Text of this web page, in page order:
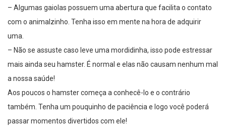
– Algumas gaiolas possuem uma abertura que facilita o contato
com o animalzinho. Tenha isso em mente na hora de adquirir
uma.
– Não se assuste caso leve uma mordidinha, isso pode estressar
mais ainda seu hamster. É normal e elas não causam nenhum mal
a nossa saúde!
Aos poucos o hamster começa a conhecê-lo e o contrário
também. Tenha um pouquinho de paciência e logo você poderá
passar momentos divertidos com ele!